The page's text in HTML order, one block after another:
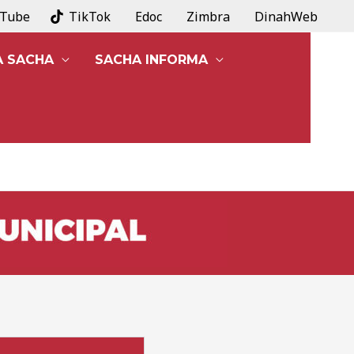
TikTok Edoc Zimbra DinahWeb
SACHA SACHA INFORMA